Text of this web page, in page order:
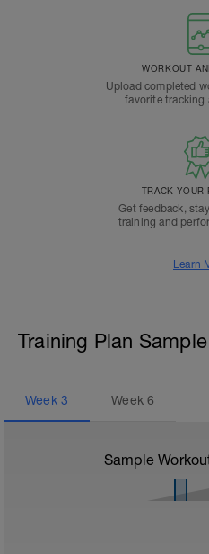
WORKOUT
Upload completed
favorite tracking
TRACK YOUR
Get feedback,
training and
Learn
Training Plan
Week 3 Week6
Sample